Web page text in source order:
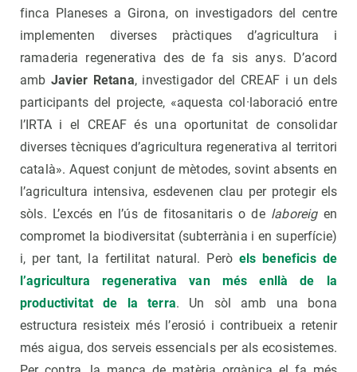
finca Planeses a Girona, on investigadors del centre
implementen diverses pràctiques d’agricultura i
ramaderia regenerativa des de fa sis anys. D’acord
ambJavier Retana, investigador del CREAF i un dels
participants del projecte, «aquesta col·laboració entre
l’IRTA i el CREAF és una oportunitat de consolidar
diverses tècniques d’agricultura regenerativa al territori
català». Aquest conjunt de mètodes, sovint absents en
l’agricultura intensiva, esdevenen clau per protegir els
sòls. L’excés en l’ús de fitosanitaris o de laboreigen
compromet la biodiversitat (subterrània i en superfície)
i, per tant, la fertilitat natural. Però els beneficis de
l’agricultura regenerativa van més enllà de la
productivitat de la terra. Un sòl amb una bona
estructura resisteix més l’erosió i contribueix a retenir
més aigua, dos serveis essencials per als ecosistemes.